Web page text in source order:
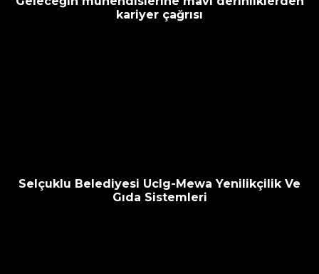
kariyer çağrısı
Selçuklu Belediyesi Uclg-Mewa Yenilikçilik Ve
Gıda Sistemleri